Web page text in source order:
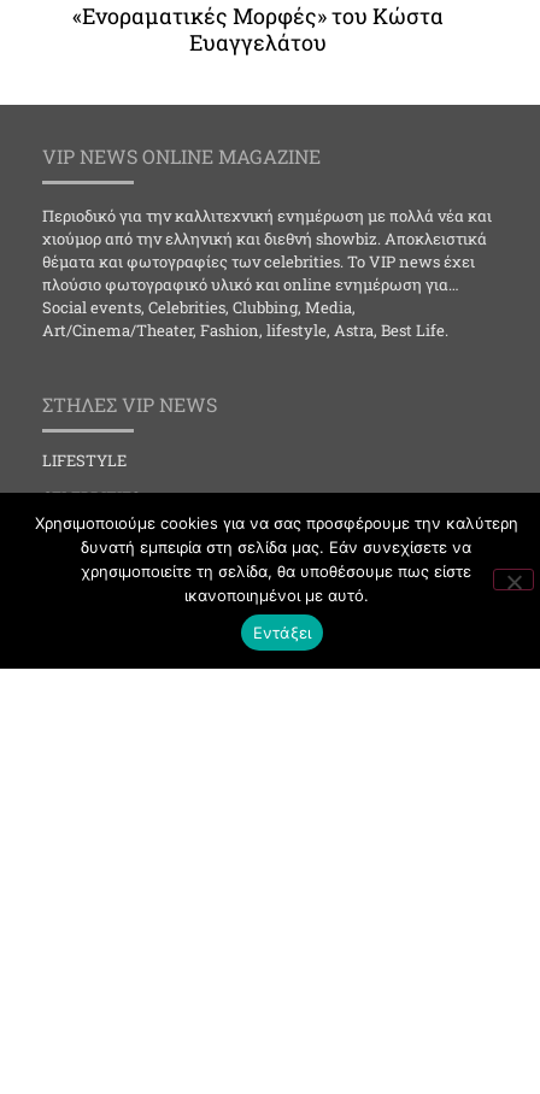
«Ενοραματικές Μορφές» του Κώστα
Ευαγγελάτου
VIP NEWS ONLINE MAGAZINE
Περιοδικό για την καλλιτεχνική ενημέρωση με πολλά νέα και
χιούμορ από την ελληνική και διεθνή showbiz. Αποκλειστικά
θέματα και φωτογραφίες των celebrities. Το VIP news έχει
πλούσιο φωτογραφικό υλικό και online ενημέρωση για…
Social events, Celebrities, Clubbing, Media,
Art/Cinema/Theater, Fashion, lifestyle, Astra, Best Life.
ΣΤΗΛΕΣ VIP NEWS
LIFESTYLE
CELEBRITIES
MEDIA
SOCIAL EVENTS
Χρησιμοποιούμε cookies για να σας προσφέρουμε την καλύτερη
δυνατή εμπειρία στη σελίδα μας. Εάν συνεχίσετε να
χρησιμοποιείτε τη σελίδα, θα υποθέσουμε πως είστε
ικανοποιημένοι με αυτό.
Εντάξει